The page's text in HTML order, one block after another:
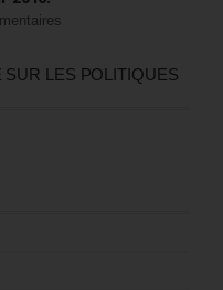
LES POLITIQUES